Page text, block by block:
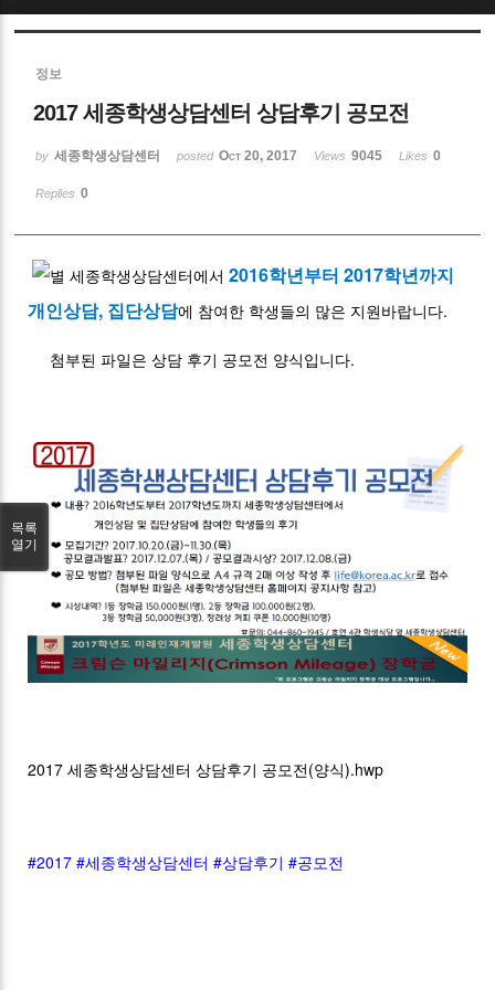
정보
2017 세종학생상담센터 상담후기 공모전
by 세종학생상담센터 posted Oct 20, 2017 Views 9045 Likes 0
Replies 0
세종학생상담센터에서2016학년부터 2017학년까지
개인상담, 집단상담에 참여한 학생들의 많은 지원바랍니다.
첨부된 파일은 상담 후기 공모전 양식입니다.
2017 세종학생상담센터 상담후기 공모전(양식).hwp
#2017 #세종학생상담센터 #상담후기 #공모전
목록
열기
Sketchbook5, 스케치북5
Sketchbook5, 스케치북5